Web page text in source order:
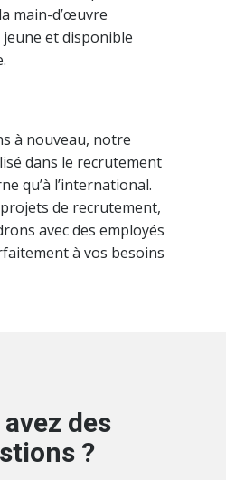
main-d’œuvre
et disponible
à nouveau, notre
dans le recrutement
qu’à l’international.
de recrutement,
avec des employés
à vos besoins
des
?